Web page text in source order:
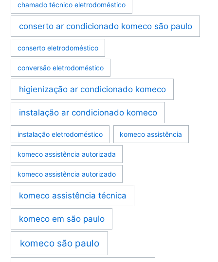
chamado técnico eletrodoméstico
conserto ar condicionado komeco são paulo
conserto eletrodoméstico
conversão eletrodoméstico
higienização ar condicionado komeco
instalação ar condicionado komeco
instalação eletrodoméstico komeco assistência
komeco assistência autorizada
komeco assistência autorizado
komeco assistência técnica
komeco em são paulo
komeco são paulo